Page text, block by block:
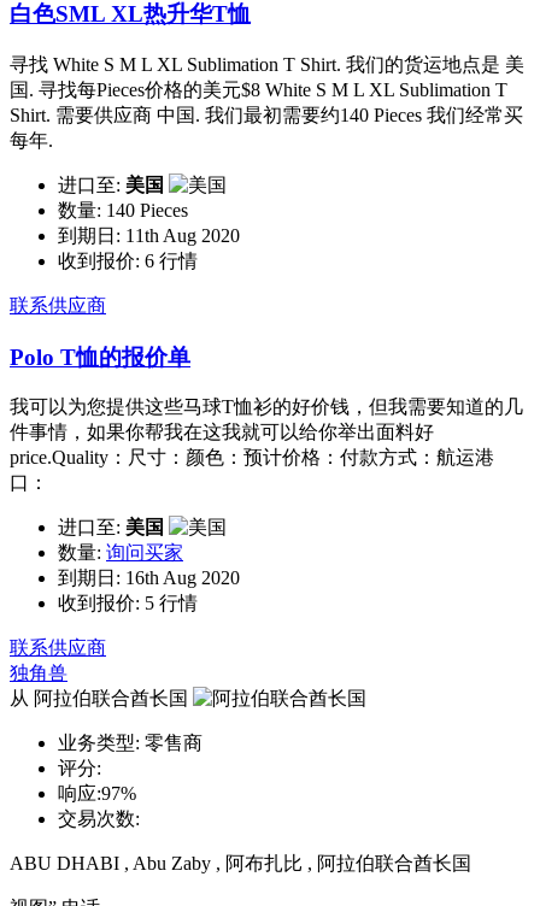
白色SML XL热升华T恤
寻找 White S M L XL Sublimation T Shirt. 我们的货运地点是 美
国. 寻找每Pieces价格的美元$8 White S M L XL Sublimation T
Shirt. 需要供应商 中国. 我们最初需要约140 Pieces 我们经常买
每年.
进口至: 美国
数量: 140 Pieces
到期日: 11th Aug 2020
收到报价: 6 行情
联系供应商
Polo T恤的报价单
我可以为您提供这些马球T恤衫的好价钱，但我需要知道的几
件事情，如果你帮我在这我就可以给你举出面料好
price.Quality：尺寸：颜色：预计价格：付款方式：航运港
口：
进口至: 美国
数量: 询问买家
到期日: 16th Aug 2020
收到报价: 5 行情
联系供应商
独角兽
从 阿拉伯联合酋长国
业务类型: 零售商
评分:
响应:97%
交易次数:
ABU DHABI , Abu Zaby , 阿布扎比 , 阿拉伯联合酋长国